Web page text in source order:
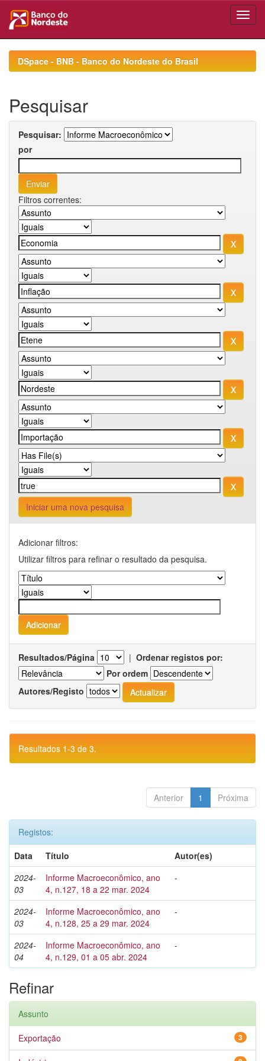
navigationDSpace - BNB - Banco do Nordeste do Brasil
Pesquisar
Pesquisar:
por
Filtros correntes:
Iniciar uma nova pesquisa
Adicionar filtros:
Utilizar filtros para refinar o resultado da pesquisa.
Resultados/Página | Ordenar registos por:
Por ordem
Autores/Registo
Resultados 1-3 de 3.
Anterior 1 Próxima
Registos:
Data
Título
Autor(es)
2024-
03
Informe Macroeconômico, ano
4, n.127, 18 a 22 mar. 2024
-
2024-
03
Informe Macroeconômico, ano
4, n.128, 25 a 29 mar. 2024
-
2024-
04
Informe Macroeconômico, ano
4, n.129, 01 a 05 abr. 2024
-
Refinar
Assunto
3
Exportação